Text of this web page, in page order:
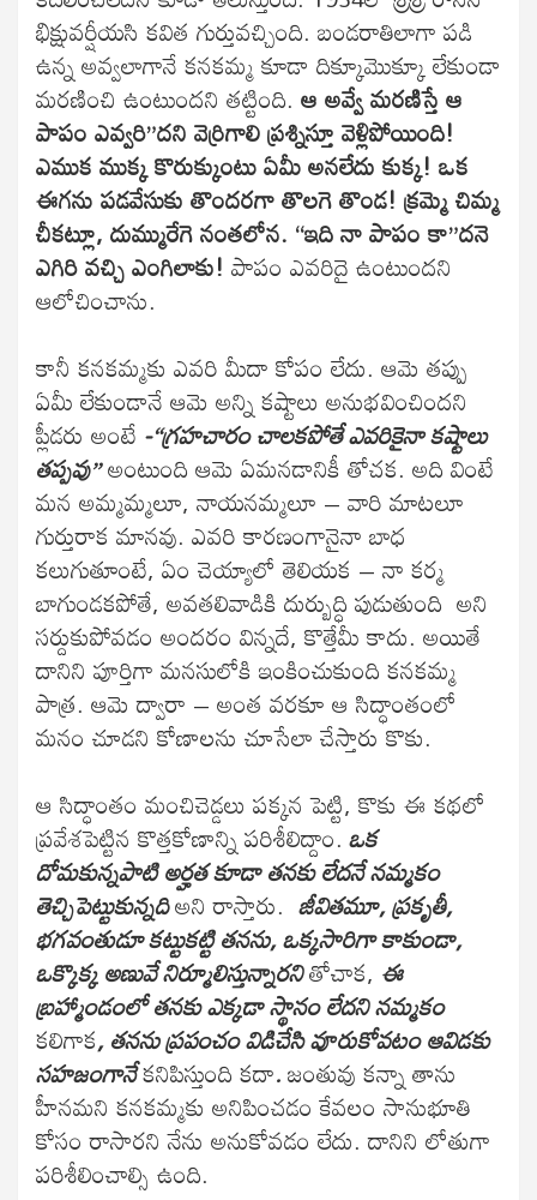
భిక్షువర్షీయసి కవిత గుర్తువచ్చింది. బండరాతిలాగా పడి
ఉన్న అవ్వలాగానే కనకమ్మ కూడా దిక్కూమొక్కూ లేకుండా
మరణించి ఉంటుందని తట్టింది. ఆ అవ్వే మరణిస్తే ఆ
పాపం ఎవ్వరి”దని వెర్రిగాలి ప్రశ్నిస్తూ వెళ్లిపోయింది!
ఎముక ముక్క కొరుక్కుంటు ఏమీ అనలేదు కుక్క! ఒక
ఈగను పడవేసుకు తొందరగా తొలగె తొండ! క్రమ్మె చిమ్మ
చీకట్లూ, దుమ్మురేగె నంతలోన. “ఇది నా పాపం కా”దనె
ఎగిరి వచ్చి ఎంగిలాకు! పాపం ఎవరిదై ఉంటుందని
ఆలోచించాను.
కానీ కనకమ్మకు ఎవరి మీదా కోపం లేదు. ఆమె తప్పు
ఏమీ లేకుండానే ఆమె అన్ని కష్టాలు అనుభవించిందని
ప్లీడరు అంటే -“గ్రహచారం చాలకపోతే ఎవరికైనా కష్టాలు
తప్పవు”అంటుంది ఆమె ఏమనడానికీ తోచక. అది వింటే
మన అమ్మమ్మలూ, నాయనమ్మలూ – వారి మాటలూ
గుర్తురాక మానవు. ఎవరి కారణంగానైనా బాధ
కలుగుతూంటే, ఏం చెయ్యాలో తెలియక – నా కర్మ
బాగుండకపోతే, అవతలివాడికి దుర్బుద్ధి పుడుతుంది అని
సర్దుకుపోవడం అందరం విన్నదే, కొత్తేమీ కాదు. అయితే
దానిని పూర్తిగా మనసులోకి ఇంకించుకుంది కనకమ్మ
పాత్ర. ఆమె ద్వారా – అంత వరకూ ఆ సిద్ధాంతంలో
మనం చూడని కోణాలను చూసేలా చేస్తారు కొకు.
ఆ సిద్ధాంతం మంచిచెడ్డలు పక్కన పెట్టి, కొకు ఈ కథలో
ప్రవేశపెట్టిన కొత్తకోణాన్ని పరిశీలిద్దాం.ఒక
దోమకున్నపాటి అర్హత కూడా తనకు లేదనే నమ్మకం
తెచ్చిపెట్టుకున్నదిఅని రాస్తారు. జీవితమూ, ప్రకృతీ,
భగవంతుడూ కట్టుకట్టి తనను, ఒక్కసారిగా కాకుండా,
ఒక్కొక్క అణువే నిర్మూలిస్తున్నారనితోచాక, ఈ
బ్రహ్మాండంలో తనకు ఎక్కడా స్థానం లేదని నమ్మకం
కలిగాక, తనను ప్రపంచం విడిచేసి వూరుకోవటం ఆవిడకు
సహజంగానేకనిపిస్తుంది కదా.జంతువు కన్నా తాను
హీనమని కనకమ్మకు అనిపించడం కేవలం సానుభూతి
కోసం రాసారని నేను అనుకోవడం లేదు. దానిని లోతుగా
పరిశీలించాల్సి ఉంది.